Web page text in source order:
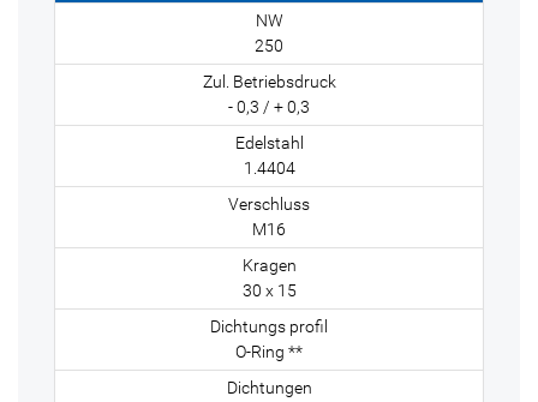
250
- 0,3 / + 0,3
1.4404
M16
30 x 15
O-Ring **